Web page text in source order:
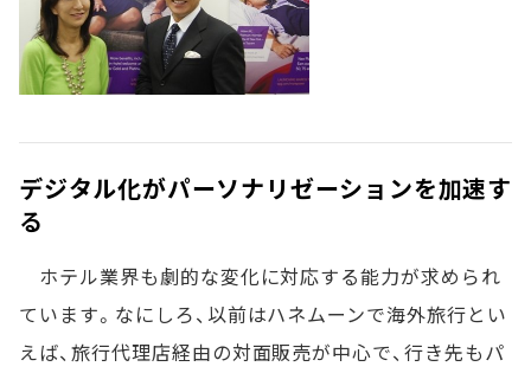
デジタル化がパーソナリゼーションを加速す
る
ホテル業界も劇的な変化に対応する能力が求められ
ています。なにしろ、以前はハネムーンで海外旅行とい
えば、旅行代理店経由の対面販売が中心で、行き先もパ